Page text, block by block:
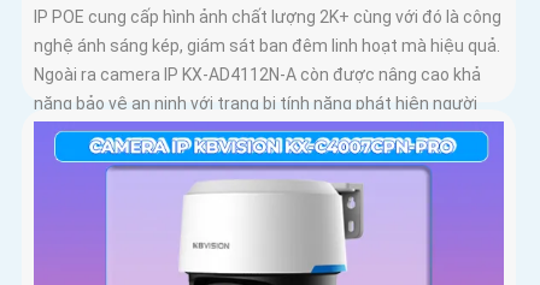
IP POE cung cấp hình ảnh chất lượng 2K+ cùng với đó là công
nghệ ánh sáng kép, giám sát ban đêm linh hoạt mà hiệu quả.
Ngoài ra camera IP KX-AD4112N-A còn được nâng cao khả
năng bảo vệ an ninh với trang bị tính năng phát hiện người
chính xác